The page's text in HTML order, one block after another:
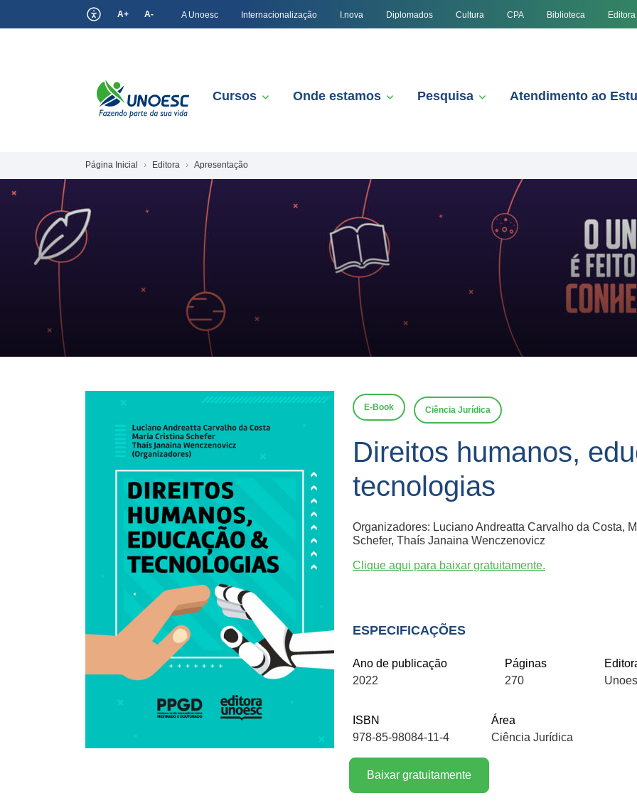
A+ A- A Unoesc Internacionalização I.nova Diplomados Cultura CPA Biblioteca Editora
Cursos Onde estamos Pesquisa Atendimento ao
Página Inicial Editora Apresentação
E-Book Ciência Jurídica
Direitos humanos,
tecnologias
Organizadores: Luciano Andreatta Carvalho da Costa,
Schefer, Thaís Janaina Wenczenovicz
Clique aqui para baixar gratuitamente.
ESPECIFICAÇÕES
Ano de publicação
2022
Páginas
270
ISBN
978-85-98084-11-4
Área
Ciência Jurídica
Baixar gratuitamente